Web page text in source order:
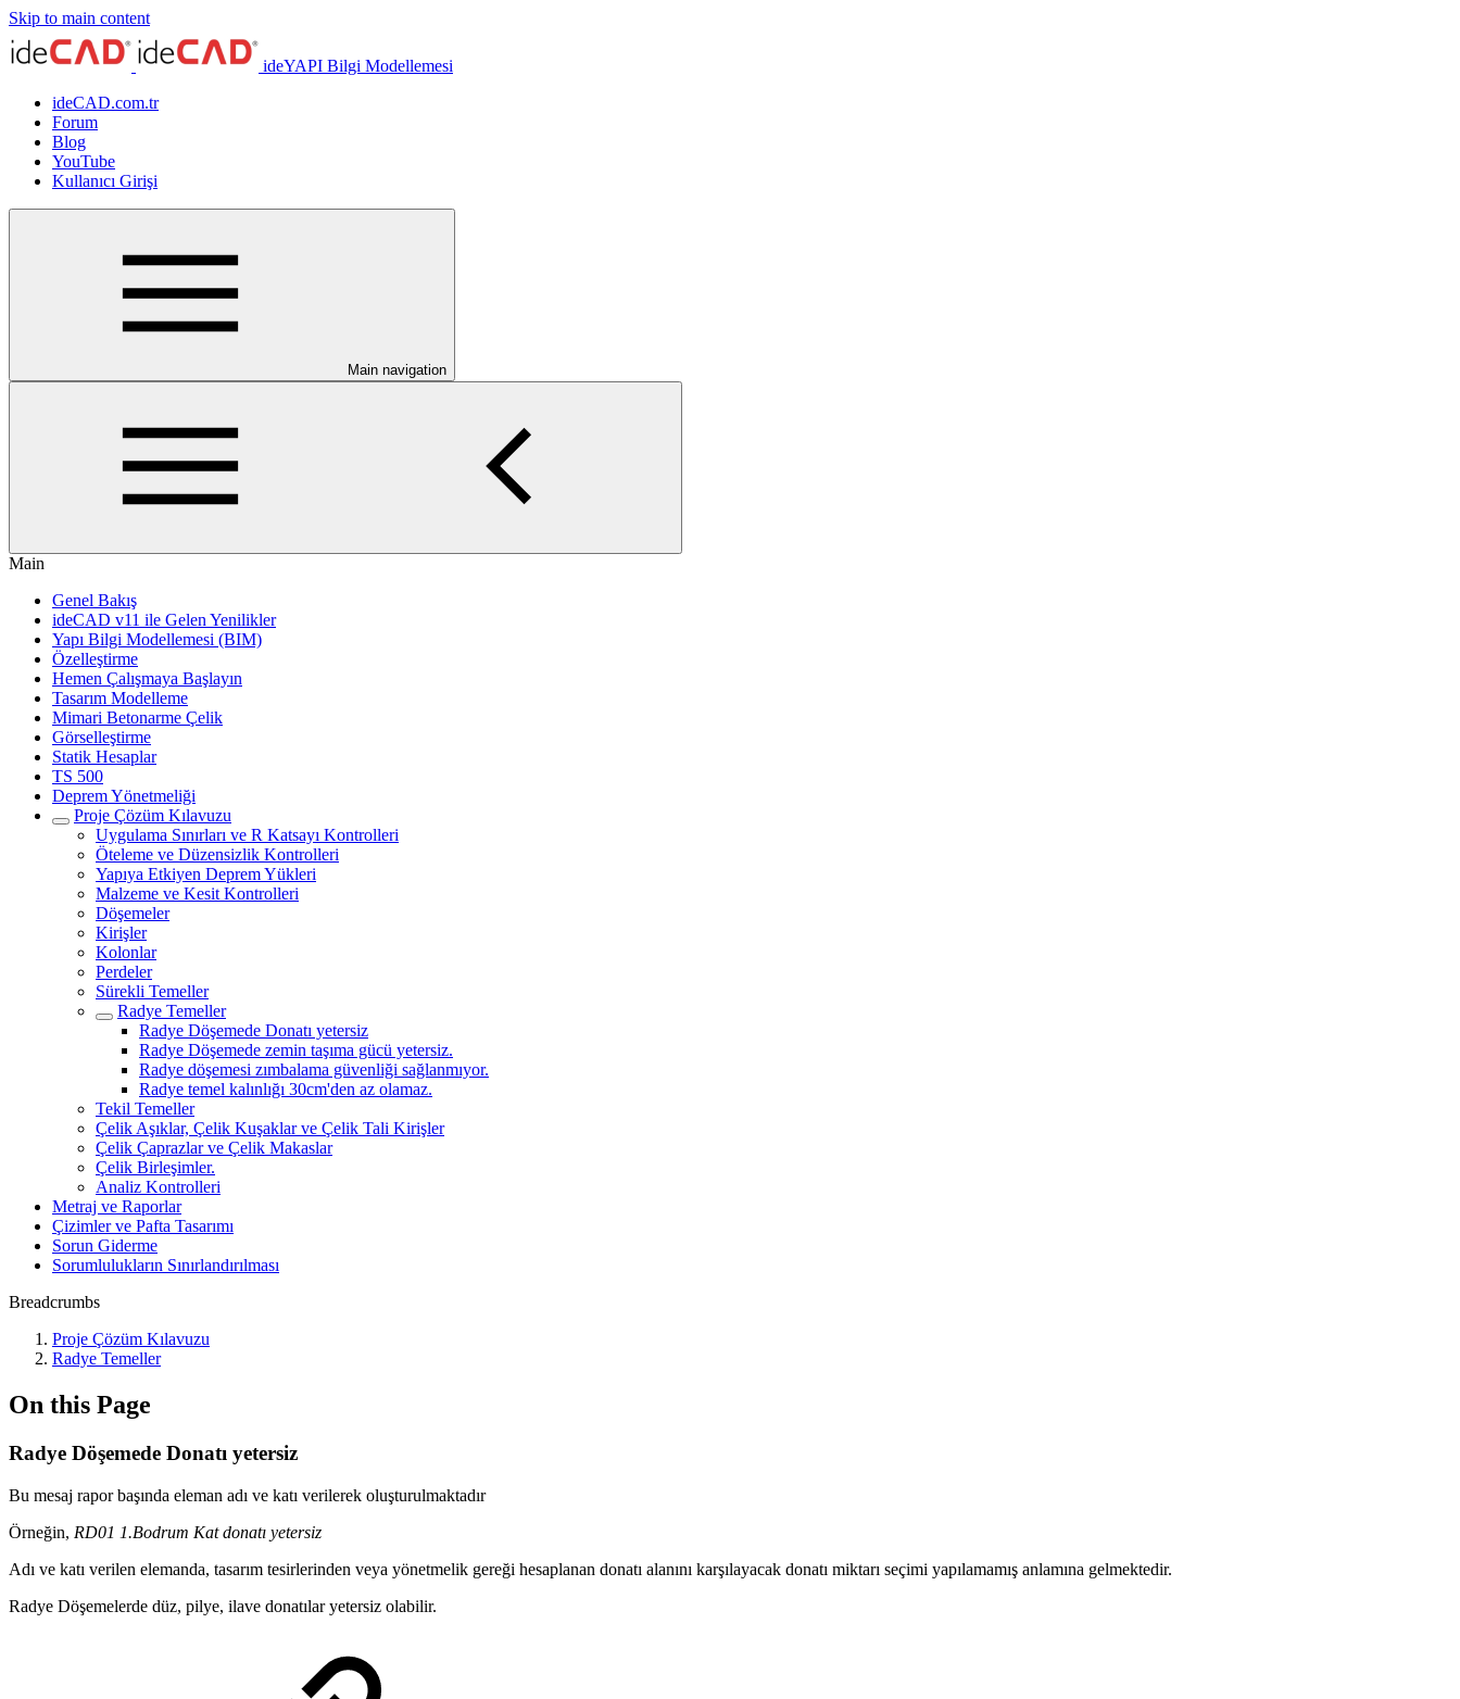
Skip to main content
ideYAPI Bilgi Modellemesi
ideCAD.com.tr
Forum
Blog
YouTube
Kullanıcı Girişi
Main navigation
Main
Genel Bakış
ideCAD v11 ile Gelen Yenilikler
Yapı Bilgi Modellemesi (BIM)
Özelleştirme
Hemen Çalışmaya Başlayın
Tasarım Modelleme
Mimari Betonarme Çelik
Görselleştirme
Statik Hesaplar
TS 500
Deprem Yönetmeliği
Proje Çözüm Kılavuzu
Uygulama Sınırları ve R Katsayı Kontrolleri
Öteleme ve Düzensizlik Kontrolleri
Yapıya Etkiyen Deprem Yükleri
Malzeme ve Kesit Kontrolleri
Döşemeler
Kirişler
Kolonlar
Perdeler
Sürekli Temeller
Radye Temeller
Radye Döşemede Donatı yetersiz
Radye Döşemede zemin taşıma gücü yetersiz.
Radye döşemesi zımbalama güvenliği sağlanmıyor.
Radye temel kalınlığı 30cm'den az olamaz.
Tekil Temeller
Çelik Aşıklar, Çelik Kuşaklar ve Çelik Tali Kirişler
Çelik Çaprazlar ve Çelik Makaslar
Çelik Birleşimler.
Analiz Kontrolleri
Metraj ve Raporlar
Çizimler ve Pafta Tasarımı
Sorun Giderme
Sorumlulukların Sınırlandırılması
Breadcrumbs
Proje Çözüm Kılavuzu
Radye Temeller
On this Page
Radye Döşemede Donatı yetersiz
Bu mesaj rapor başında eleman adı ve katı verilerek oluşturulmaktadır
Örneğin, RD01 1.Bodrum Kat donatı yetersiz
Adı ve katı verilen elemanda, tasarım tesirlerinden veya yönetmelik gereği hesaplanan donatı alanını karşılayacak donatı miktarı seçimi yapılamamış anlamına gelmektedir.
Radye Döşemelerde düz, pilye, ilave donatılar yetersiz olabilir.